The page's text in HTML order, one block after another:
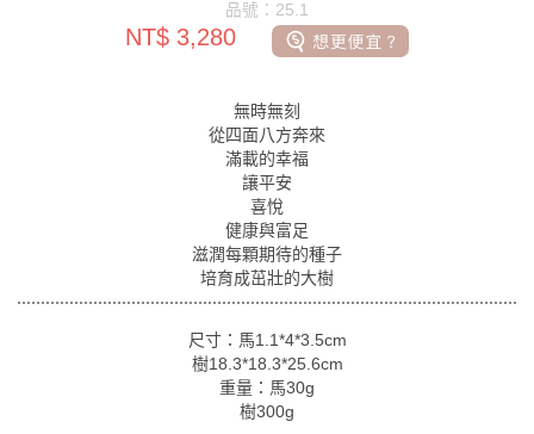
品號：25.1
NT$ 3,280
無時無刻
從四面八方奔來
滿載的幸福
讓平安
喜悅
健康與富足
滋潤每顆期待的種子
培育成茁壯的大樹
尺寸：馬1.1*4*3.5cm
樹18.3*18.3*25.6cm
重量：馬30g
樹300g